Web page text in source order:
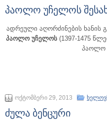
პაოლო უჩელოს
ადრეული აღორძინების ხანის
პაოლო უჩელოს(1397-1475
პაოლო
ოქტომბერი 29, 2013
ძულა ბენცური